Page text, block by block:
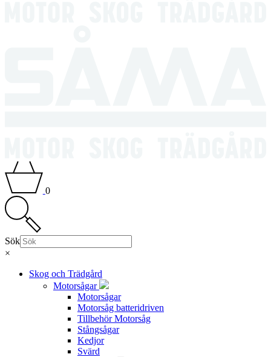
0
Sök
×
Skog och Trädgård
Motorsågar
Motorsågar
Motorsåg batteridriven
Tillbehör Motorsåg
Stångsågar
Kedjor
Svärd